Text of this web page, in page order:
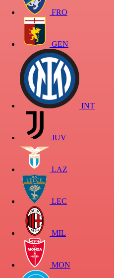
FRO
GEN
INT
JUV
LAZ
LEC
MIL
MON